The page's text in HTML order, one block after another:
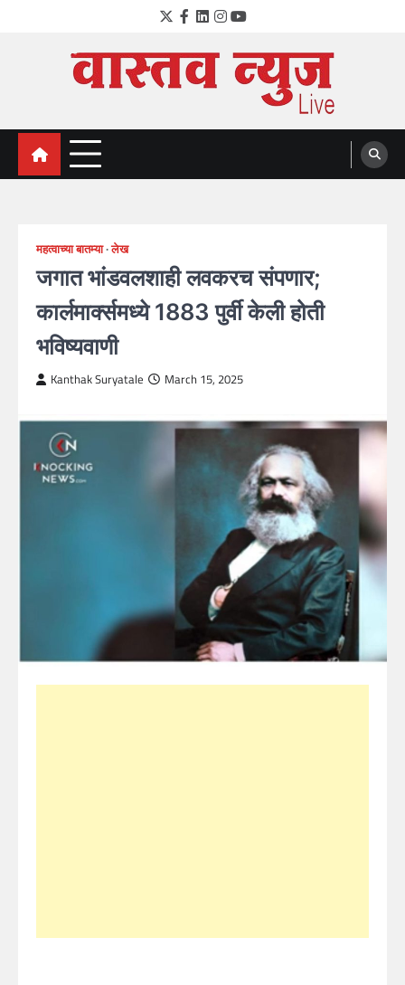
Twitter
Facebook
LinkedIn
Instagram
YouTube
VastavNEWSLive.com
a leading NEWS portal of Maharahstra
महत्वाच्या बातम्या लेख
जगात भांडवलशाही लवकरच संपणार;
कार्लमार्क्समध्ये 1883 पुर्वी केली होती
भविष्यवाणी
Kanthak Suryatale March 15, 2025